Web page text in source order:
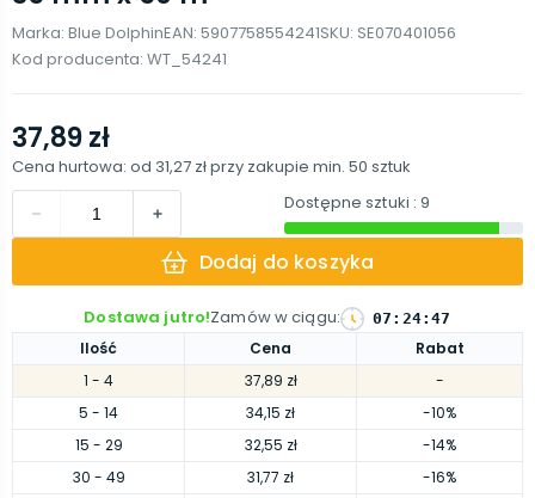
Marka: Blue DolphinEAN: 5907758554241SKU: SE070401056
Kod producenta: WT_54241
Ilość Cena
Rabat
1 - 4 37,89 zł
-
5 - 14 34,15 zł
-10%
15 - 29 32,55 zł
-14%
30 - 49 31,77 zł
-16%
37,89 zł
Cena hurtowa: od 31,27 złprzy zakupie min. 50 sztuk
Dostępne sztuki : 9
Dodaj do koszyka
Dostawa jutro!Zamów w ciągu: 07 : 24:47